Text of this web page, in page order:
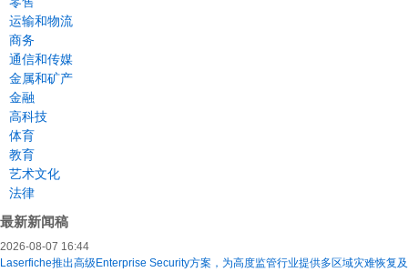
运输和物流
商务
通信和传媒
金属和矿产
金融
高科技
体育
教育
艺术文化
法律
最新新闻稿
2026-08-07 16:44
Laserfiche推出高级Enterprise Security方案，为高度监管行业提供多区域灾难恢复及